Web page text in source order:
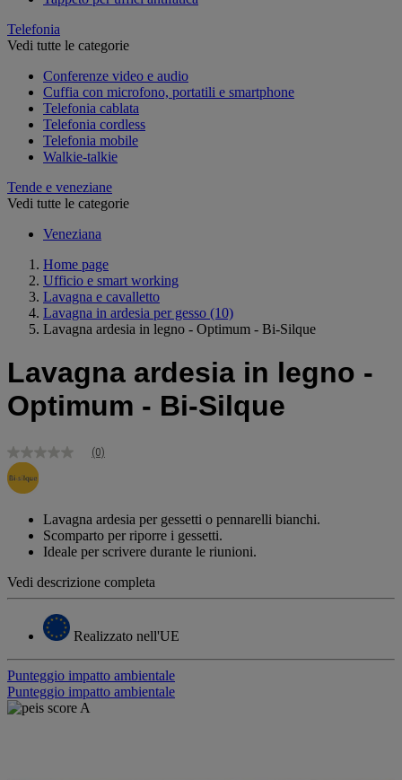
Telefonia
Vedi tutte le categorie
Conferenze video e audio
Cuffia con microfono, portatili e smartphone
Telefonia cablata
Telefonia cordless
Telefonia mobile
Walkie-talkie
Tende e veneziane
Vedi tutte le categorie
Veneziana
Home page
Ufficio e smart working
Lavagna e cavalletto
Lavagna in ardesia per gesso (10)
Lavagna ardesia in legno - Optimum - Bi-Silque
Lavagna ardesia in legno -
Optimum - Bi-Silque
Nessuna
valutazione
Stesso
pagina.
(0)
Lavagna ardesia per gessetti o pennarelli bianchi.
Scomparto per riporre i gessetti.
Ideale per scrivere durante le riunioni.
Vedi descrizione completa
Realizzato nell'UE
Punteggio impatto ambientale
Punteggio impatto ambientale